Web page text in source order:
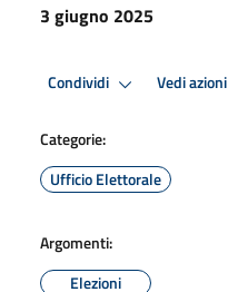
3 giugno 2025
Condividi Vedi azioni
Categorie:
Ufficio Elettorale
Argomenti:
Elezioni